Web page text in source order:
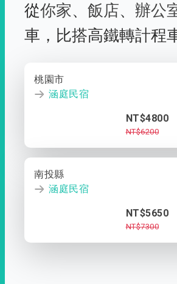
從你家、 飯店、 辦公
車， 比搭高鐵轉計程
桃園市
涵庭民宿
NT$4800
NT$6200
南投縣
涵庭民宿
NT$5650
NT$7300